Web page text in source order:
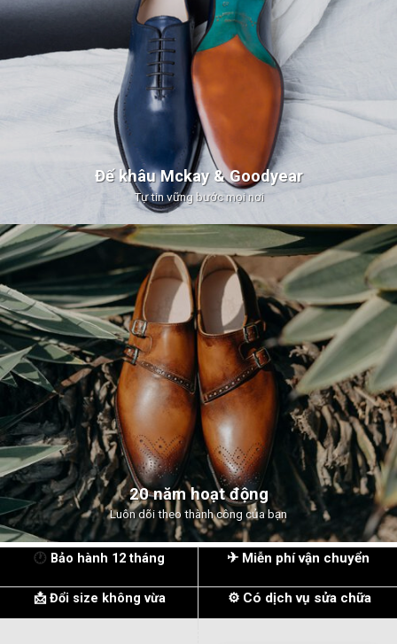
Đế khâu Mckay & Goodyear
Tự tin vững bước mọi nơi
20 năm hoạt động
Luôn dõi theo thành công của bạn
🕐 Bảo hành 12 tháng ✈ Miễn phí vận chuyển
📩 Đổi size không vừa ⚙ Có dịch vụ sửa chữa